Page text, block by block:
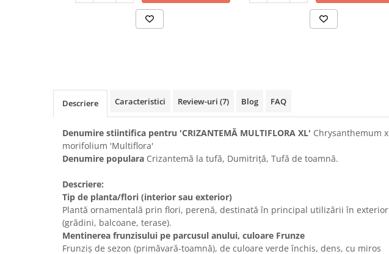
Descriere Caracteristici Review-uri (7) Blog FAQ
Denumire stiintifica pentru 'CRIZANTEMĂ MULTIFLORA XL' Chrysanthemum x
morifolium 'Multiflora'
Denumire populara Crizantemă la tufă, Dumitriță, Tufă de toamnă.
Descriere:
Tip de planta/flori (interior sau exterior)
Plantă ornamentală prin flori, perenă, destinată în principal utilizării în exterior
(grădini, balcoane, terase).
Mentinerea frunzisului pe parcusul anului, culoare Frunze
Frunziș de sezon (primăvară-toamnă), de culoare verde închis, dens, cu miros